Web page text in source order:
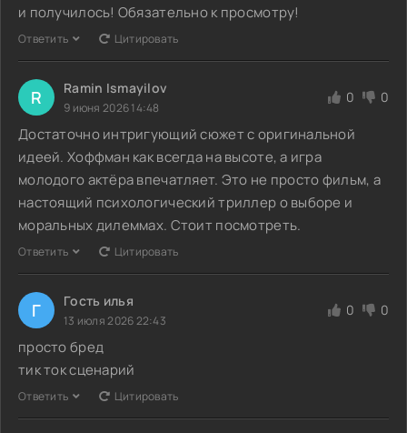
и получилось! Обязательно к просмотру!
Ответить Цитировать
R Ramin Ismayilov
9 июня 2026 14:48
0 0
Достаточно интригующий сюжет с оригинальной
идеей. Хоффман как всегда на высоте, а игра
молодого актёра впечатляет. Это не просто фильм, а
настоящий психологический триллер о выборе и
моральных дилеммах. Стоит посмотреть.
Ответить Цитировать
Г Гость илья
13 июля 2026 22:43
0 0
просто бред
тик ток сценарий
Ответить Цитировать